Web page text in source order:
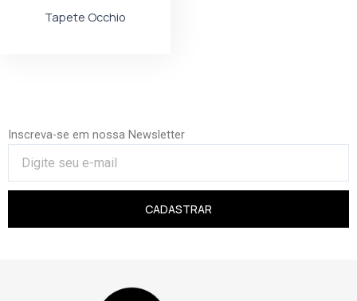
Tapete Occhio
Inscreva-se em nossa Newsletter
CADASTRAR